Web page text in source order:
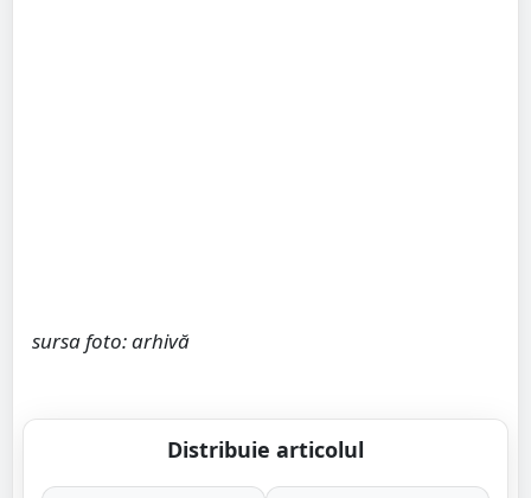
sursa foto: arhivă
Distribuie articolul